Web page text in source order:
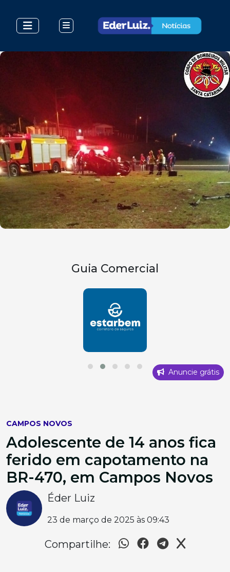
Guia Comercial
Anuncie grátis
CAMPOS NOVOS
Adolescente de 14 anos fica
ferido em capotamento na
BR-470, em Campos Novos
Éder Luiz
23 de março de 2025 às 09:43
Compartilhe: